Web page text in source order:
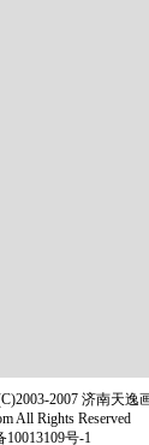
2007 济南天逸
All Rights Reserved
10013109号-1